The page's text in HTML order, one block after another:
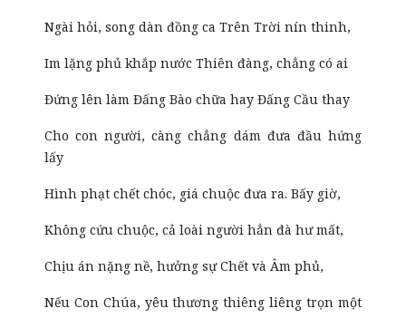
Ngài hỏi, song dàn đồng ca Trên Trời nín thinh,
Im lặng phủ khắp nước Thiên đàng, chẳng có ai
Đứng lên làm Đấng Bào chữa hay Đấng Cầu thay
Cho con người, càng chẳng dám đưa đầu hứng
lấy
Hình phạt chết chóc, giá chuộc đưa ra. Bấy giờ,
Không cứu chuộc, cả loài người hẳn đà hư mất,
Chịu án nặng nề, hưởng sự Chết và Âm phủ,
Nếu Con Chúa, yêu thương thiêng liêng trọn một